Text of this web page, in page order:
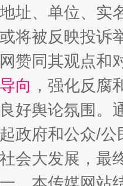
址、单位、实
将被反映投诉
赞同其观点和
向 ，强化反
好舆论氛围。
政府和公众/
会大发展，最